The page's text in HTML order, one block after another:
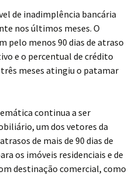
de inadimplência bancária
nos últimos meses. O
pelo menos 90 dias de atraso
e o percentual de crédito
meses atingiu o patamar
continua a ser
um dos vetores da
de mais de 90 dias de
os imóveis residenciais e de
destinação comercial, como